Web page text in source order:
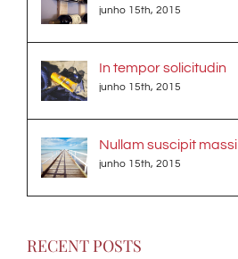
junho 15th, 2015
In tempor solicitudin
junho 15th, 2015
Nullam suscipit massi
junho 15th, 2015
RECENT POSTS